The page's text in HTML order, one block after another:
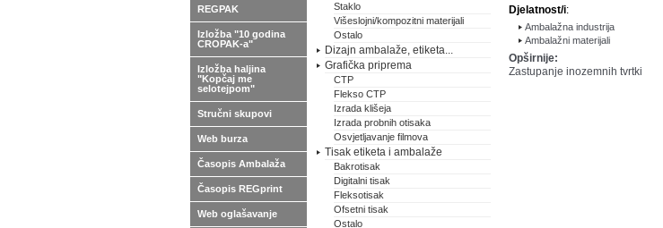
Staklo
Višeslojni/kompozitni materijali
Ostalo
Dizajn ambalaže, etiketa...
Grafička priprema
CTP
Flekso CTP
Izrada klišeja
Izrada probnih otisaka
Osvjetljavanje filmova
Tisak etiketa i ambalaže
Bakrotisak
Digitalni tisak
Fleksotisak
Ofsetni tisak
Ostalo
Djelatnost/i:
Ambalažna industrija
Ambalažni materijali
Opširnije:
Zastupanje inozemnih tvrtki
REGPAK
Izložba "10 godina
CROPAK-a"
Izložba haljina
"Kopčaj me
selotejpom"
Stručni skupovi
Web burza
Časopis Ambalaža
Časopis REGprint
Web oglašavanje